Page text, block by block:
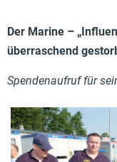
Der Marine –
überraschend
Spendenaufruf für